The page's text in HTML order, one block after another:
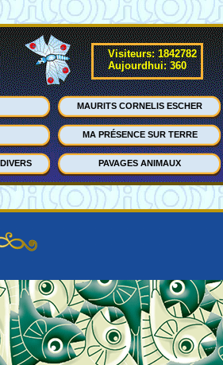
Visiteurs: 1842782
Aujourdhui: 360
MAURITS CORNELIS ESCHER
MA PRÉSENCE SUR TERRE
PAVAGES ANIMAUX